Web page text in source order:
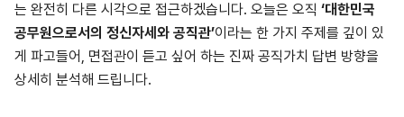
는 완전히 다른 시각으로 접근하겠습니다. 오늘은 오직 ‘대한민국
공무원으로서의 정신자세와 공직관’이라는 한 가지 주제를 깊이 있
게 파고들어, 면접관이 듣고 싶어 하는 진짜 공직가치 답변 방향을
상세히 분석해 드립니다.